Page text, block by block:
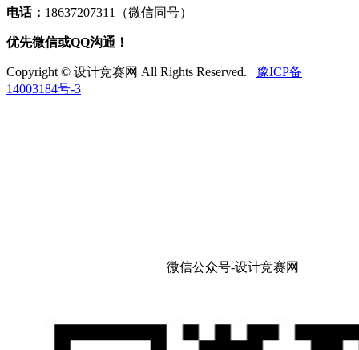
电话： 18637207311（微信同号）
优先微信或QQ沟通！
Copyright © 设计竞赛网 All Rights Reserved.
豫ICP备
14003184号-3
微信公众号-设计竞赛网